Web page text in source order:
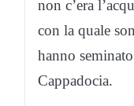
non c’era
con la quale
hanno
Cappadocia.